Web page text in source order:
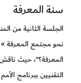
سنة المعرفة
نحو مجتمع المعرفة
المعرفة؟"، حيث
التقنيين ببرنامج